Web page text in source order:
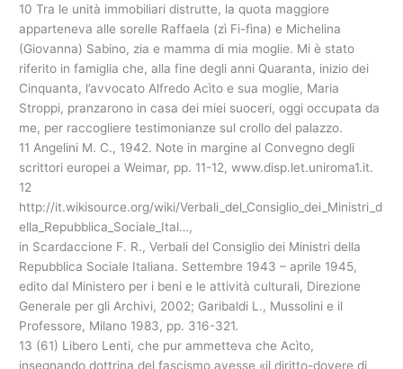
10 Tra le unità immobiliari distrutte, la quota maggiore
apparteneva alle sorelle Raffaela (zì Fi-fìna) e Michelina
(Giovanna) Sabino, zia e mamma di mia moglie. Mi è stato
riferito in famiglia che, alla fine degli anni Quaranta, inizio dei
Cinquanta, l’avvocato Alfredo Acìto e sua moglie, Maria
Stroppi, pranzarono in casa dei miei suoceri, oggi occupata da
me, per raccogliere testimonianze sul crollo del palazzo.
11 Angelini M. C., 1942. Note in margine al Convegno degli
scrittori europei a Weimar, pp. 11-12, www.disp.let.uniroma1.it.
12
http://it.wikisource.org/wiki/Verbali_del_Consiglio_dei_Ministri_d
ella_Repubblica_Sociale_Ital…,
in Scardaccione F. R., Verbali del Consiglio dei Ministri della
Repubblica Sociale Italiana. Settembre 1943 – aprile 1945,
edito dal Ministero per i beni e le attività culturali, Direzione
Generale per gli Archivi, 2002; Garibaldi L., Mussolini e il
Professore, Milano 1983, pp. 316-321.
13 (61) Libero Lenti, che pur ammetteva che Acìto,
insegnando dottrina del fascismo avesse «il diritto-dovere di